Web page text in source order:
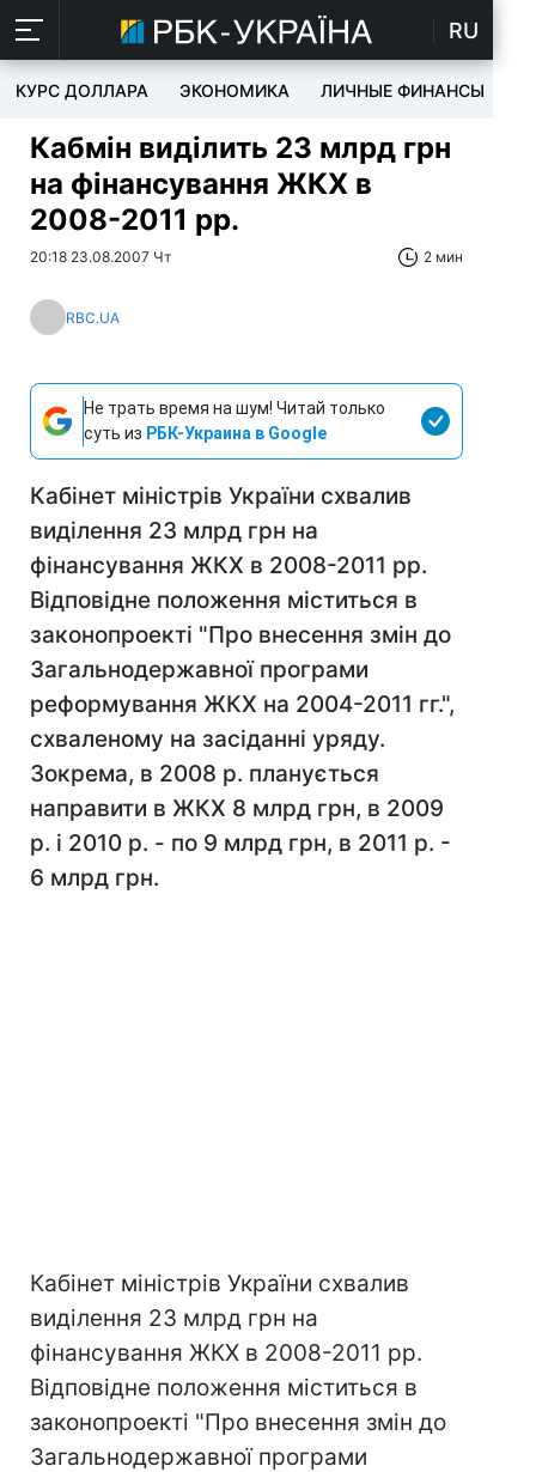
RU
КУРС ДОЛЛАРА ЭКОНОМИКА ЛИЧНЫЕ ФИНАНСЫ
Кабмін виділить 23 млрд грн
на фінансування ЖКХ в
2008-2011 рр.
20:18 23.08.2007 Чт 2 мин
RBC.UA
Не трать время на шум! Читай только
суть из РБК-Украина в Google
Кабінет міністрів України схвалив
виділення 23 млрд грн на
фінансування ЖКХ в 2008-2011 рр.
Відповідне положення міститься в
законопроекті "Про внесення змін до
Загальнодержавної програми
реформування ЖКХ на 2004-2011 гг.",
схваленому на засіданні уряду.
Зокрема, в 2008 р. планується
направити в ЖКХ 8 млрд грн, в 2009
р. і 2010 р. - по 9 млрд грн, в 2011 р. -
6 млрд грн.
Кабінет міністрів України схвалив
виділення 23 млрд грн на
фінансування ЖКХ в 2008-2011 рр.
Відповідне положення міститься в
законопроекті "Про внесення змін до
Загальнодержавної програми